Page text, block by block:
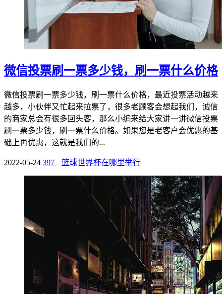
微信投票刷一票多少钱，刷一票什么价格
微信投票刷一票多少钱，刷一票什么价格，最近投票活动越来
越多，小伙伴又忙起来拉票了，很多老顾客会想起我们，诚信
的商家总会有很多回头客，那么小编来给大家讲一讲微信投票
刷一票多少钱，刷一票什么价格。如果您是老客户会优惠的基
础上再优惠，这就是我们的...
2022-05-24 397 篮球世界杯在哪里举行